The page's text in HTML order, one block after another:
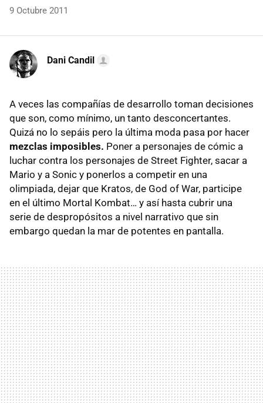
9 Octubre 2011
Dani Candil
A veces las compañías de desarrollo toman decisiones
que son, como mínimo, un tanto desconcertantes.
Quizá no lo sepáis pero la última moda pasa por hacer
mezclas imposibles. Poner a personajes de cómic a
luchar contra los personajes de Street Fighter, sacar a
Mario y a Sonic y ponerlos a competir en una
olimpiada, dejar que Kratos, de God of War, participe
en el último Mortal Kombat… y así hasta cubrir una
serie de despropósitos a nivel narrativo que sin
embargo quedan la mar de potentes en pantalla.